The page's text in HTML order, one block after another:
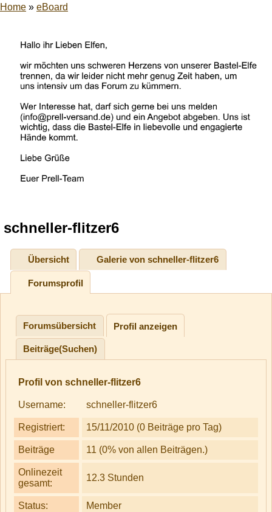
Home » eBoard
schneller-flitzer6
Übersicht Galerie von schneller-flitzer6
Forumsprofil
Forumsübersicht Profil anzeigen
Beiträge(Suchen)
Profil von schneller-flitzer6
Username: schneller-flitzer6
Registriert: 15/11/2010 (0 Beiträge pro Tag)
Beiträge 11 (0% von allen Beiträgen.)
Onlinezeit
gesamt:
12.3 Stunden
Status: Member